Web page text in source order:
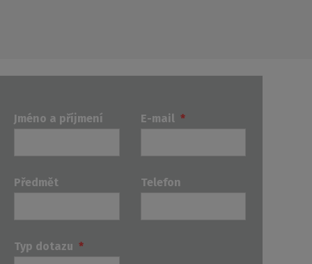
Jméno a příjmení
Předmět
Typ dotazu *
E-mail *
Telefon